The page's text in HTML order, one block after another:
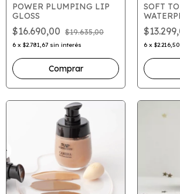
POWER PLUMPING LIP
GLOSS
$16.690,00 $19.635,00
6 x $2.781,67 sin interés
Comprar
SOFT
PENCIL
GR
6 x $2.216,50